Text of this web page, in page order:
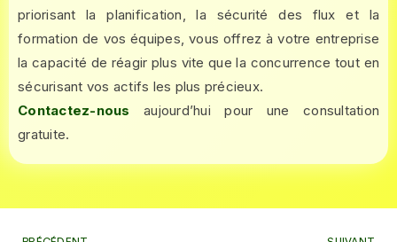
priorisant la planification, la sécurité des flux et la
formation de vos équipes, vous offrez à votre entreprise
la capacité de réagir plus vite que la concurrence tout en
sécurisant vos actifs les plus précieux.
Contactez-nous aujourd’hui pour une consultation
gratuite.